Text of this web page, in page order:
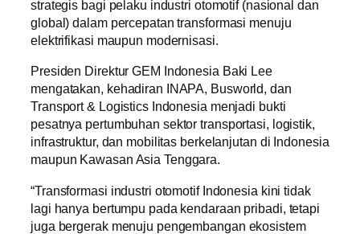
strategis bagi pelaku industri otomotif (nasional dan
global) dalam percepatan transformasi menuju
elektrifikasi maupun modernisasi.
Presiden Direktur GEM Indonesia Baki Lee
mengatakan, kehadiran INAPA, Busworld, dan
Transport & Logistics Indonesia menjadi bukti
pesatnya pertumbuhan sektor transportasi, logistik,
infrastruktur, dan mobilitas berkelanjutan di Indonesia
maupun Kawasan Asia Tenggara.
“Transformasi industri otomotif Indonesia kini tidak
lagi hanya bertumpu pada kendaraan pribadi, tetapi
juga bergerak menuju pengembangan ekosistem